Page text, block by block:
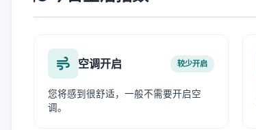
空调开启 较少开启
您将感到很舒适，一般不需要开启空
调。